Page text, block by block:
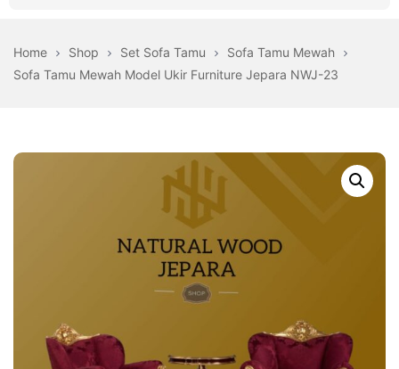
Furniture
Jati
Home Shop Set Sofa Tamu
Sofa Tamu Mewah
Sofa Tamu Mewah Model Ukir Furniture Jepara NWJ-23